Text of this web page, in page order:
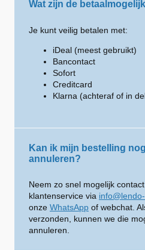
Wat zijn de
Je kunt veilig betalen met:
iDeal (meest gebruikt)
Bancontact
Sofort
Creditcard
Klarna (achteraf of in
Kan ik mijn bestelling
annuleren?
Neem zo snel mogelijk
klantenservice via
onze WhatsApp of webchat.
verzonden, kunnen we die
annuleren.